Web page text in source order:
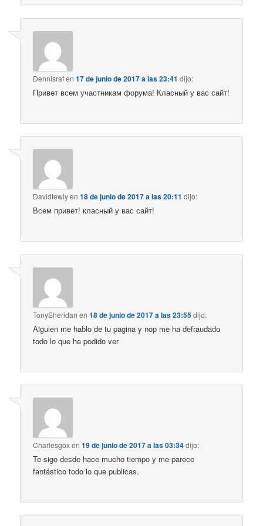
Dennisrafen17 de junio de 2017 a las 23:41 dijo:
Привет всем участникам форума! Класный у вас сайт!
Davidtewlyen18 de junio de 2017 a las 20:11 dijo:
Всем привет! класный у вас сайт!
TonySheridan en18 de junio de 2017 a las 23:55dijo:
Alguien me hablo de tu pagina y nop me ha defraudado
todo lo que he podido ver
Charlesgoxen19 de junio de 2017 a las 03:34dijo:
Te sigo desde hace mucho tiempo y me parece
fantástico todo lo que publicas.